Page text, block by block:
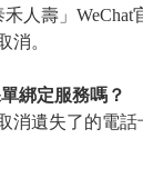
人壽」WeChat
消。
綁定服務嗎？
消遺失了的電話